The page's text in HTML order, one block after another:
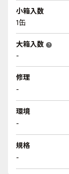
小箱入数
1缶
大箱入数 help
-
修理
-
環境
-
規格
-